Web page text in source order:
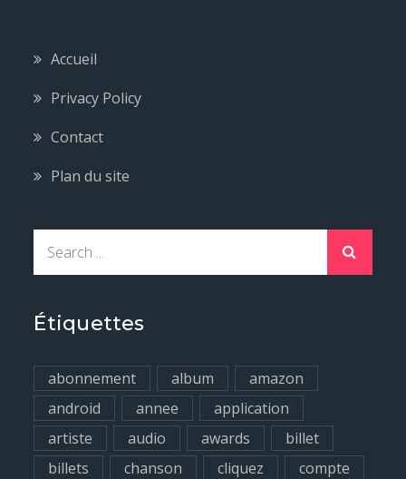
Accueil
Privacy Policy
Contact
Plan du site
r
h
f
o
Étiquettes
abonnement album
amazon
android
annee
application
artiste
audio awards
billet
billets
chanson cliquez
compte